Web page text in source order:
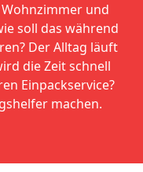
und
soll das während
Der Alltag läuft
die Zeit schnell
Einpackservice?
machen.